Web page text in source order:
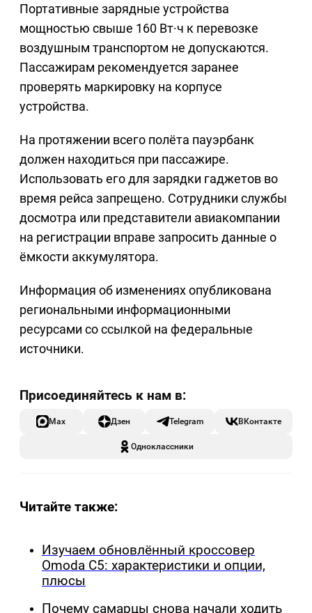
Портативные зарядные устройства
мощностью свыше 160 Вт·ч к перевозке
воздушным транспортом не допускаются.
Пассажирам рекомендуется заранее
проверять маркировку на корпусе
устройства.
На протяжении всего полёта пауэрбанк
должен находиться при пассажире.
Использовать его для зарядки гаджетов во
время рейса запрещено. Сотрудники службы
досмотра или представители авиакомпании
на регистрации вправе запросить данные о
ёмкости аккумулятора.
Информация об изменениях опубликована
региональными информационными
ресурсами со ссылкой на федеральные
источники.
Max Дзен Telegram ВКонтакте
Одноклассники
Читайте также:
Изучаем обновлённый кроссовер
Omoda C5: характеристики и опции,
плюсы
Почему самарцы снова начали ходить